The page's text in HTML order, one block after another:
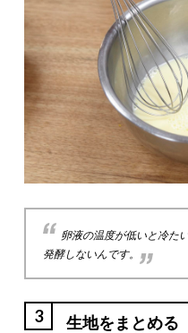
卵液の温度が低いと冷た
発酵しないんです。
3 生地をまとめる